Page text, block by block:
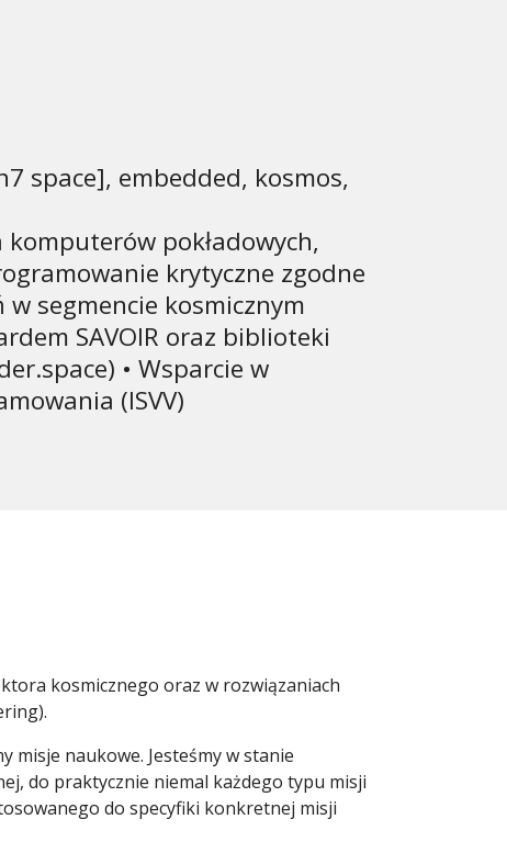
space], embedded, kosmos,
pokładowych,
krytyczne zgodne
segmencie kosmicznym
SAVOIR oraz biblioteki
• Wsparcie w
(ISVV)
kosmicznego oraz w rozwiązaniach
misje naukowe. Jesteśmy w stanie
do praktycznie niemal każdego typu misji
do specyfiki konkretnej misji